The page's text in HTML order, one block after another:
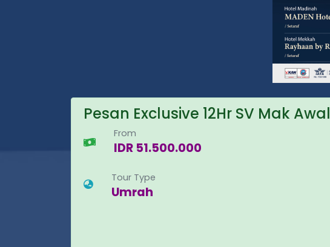
Pesan Exclusive 12Hr SV Mak Awal
From
IDR 51.500.000
Tour Type
Umrah